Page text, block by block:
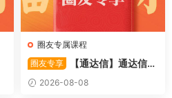
圈友专属课程
圈友专享
【通达信】通达信
〖极致主力〗主副图/选股 放
量不算突破，站上压力才算！
2026-08-08